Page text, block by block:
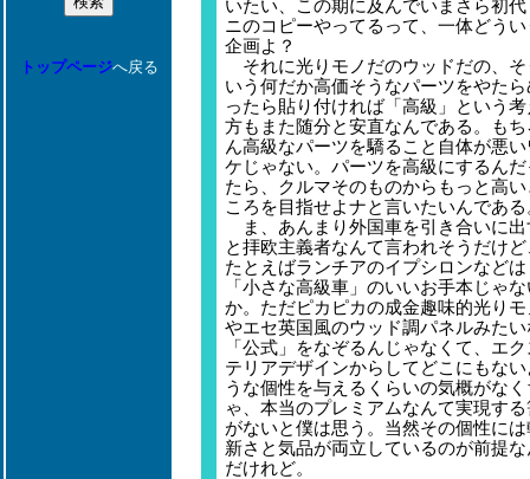
トップページへ戻る
いたい、この期に及んでいまさら初代
ニのコピーやってるって、一体どうい
企画よ？
それに光りモノだのウッドだの、そ
いう何だか高価そうなパーツをやたら
ったら貼り付ければ「高級」という考
方もまた随分と安直なんである。もち
ん高級なパーツを驕ること自体が悪い
ケじゃない。パーツを高級にするんだ
たら、クルマそのものからもっと高い
ころを目指せよナと言いたいんである
ま、あんまり外国車を引き合いに出
と拝欧主義者なんて言われそうだけど
たとえばランチアのイプシロンなどは
「小さな高級車」のいいお手本じゃ
か。ただピカピカの成金趣味的光りモ
やエセ英国風のウッド調パネルみたい
「公式」をなぞるんじゃなくて、エ
テリアデザインからしてどこにもない
うな個性を与えるくらいの気概がなく
ゃ、本当のプレミアムなんて実現する
がないと僕は思う。当然その個性には
新さと気品が両立しているのが前提な
だけれど。